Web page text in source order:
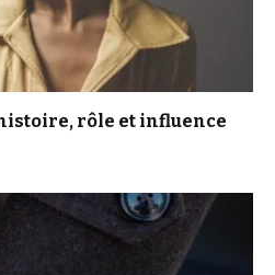
rôle et influence